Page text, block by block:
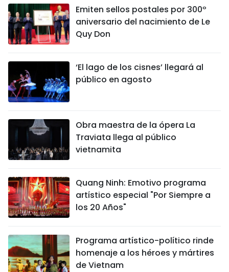
Emiten sellos postales por 300º
aniversario del nacimiento de Le
Quy Don
‘El lago de los cisnes’ llegará al
público en agosto
Obra maestra de la ópera La
Traviata llega al público
vietnamita
Quang Ninh: Emotivo programa
artístico especial "Por Siempre a
los 20 Años"
Programa artístico-político rinde
homenaje a los héroes y mártires
de Vietnam